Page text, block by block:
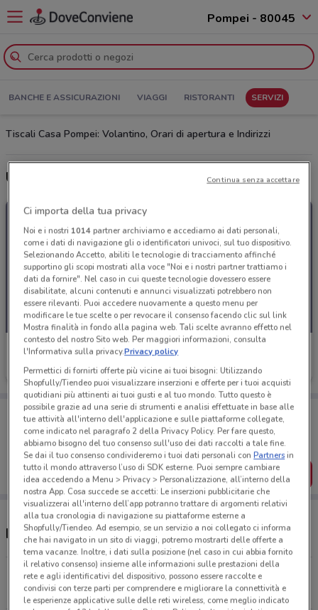
Pompei - 80045
BANCHE E ASSICURAZIONI VIAGGI RISTORANTI SERVIZI
Tiscali Casa Pompei: Volantino, Orari di apertura e Indirizzi
Ultime offerte del volantino Tiscali Casa
Tiscali Casa
Scade il 31/08
Porta DoveConviene sempre con te!
Puoi trovare le migliori offerte dei negozi vicino a te,
salvarle e creare la tua lista del risparmio, comodamente
dal tuo cellulare.
SCARICA L’APP
Negozi Tiscali Casa a Pompei
Via Lepanto 18 Pompei
87 m
Ci importa della tua privacy
Noi e i nostri 1014partner archiviamo e accediamo ai dati personali,
come i dati di navigazione gli o identificatori univoci, sul tuo dispositivo.
Selezionando Accetto, abiliti le tecnologie di tracciamento affinché
supportino gli scopi mostrati alla voce "Noi e i nostri partner trattiamo i
dati da fornire". Nel caso in cui queste tecnologie dovessero essere
disabilitate, alcuni contenuti e annunci visualizzati potrebbero non
essere rilevanti. Puoi accedere nuovamente a questo menu per
modificare le tue scelte o per revocare il consenso facendo clic sul link
Mostra finalità in fondo alla pagina web. Tali scelte avranno effetto nel
contesto del nostro Sito web. Per maggiori informazioni, consulta
l'Informativa sulla privacy.Privacy policy
Permettici di fornirti offerte più vicine ai tuoi bisogni: Utilizzando
Shopfully/Tiendeo puoi visualizzare inserzioni e offerte per i tuoi acquisti
quotidiani più attinenti ai tuoi gusti e al tuo mondo. Tutto questo è
possibile grazie ad una serie di strumenti e analisi effettuate in base alle
tue attività all'interno dell'applicazione e sulle piattaforme collegate,
come indicato nel paragrafo 2 della Privacy Policy. Per fare questo,
abbiamo bisogno del tuo consenso sull'uso dei dati raccolti a tale fine.
Se dai il tuo consenso condivideremo i tuoi dati personali conPartnersin
tutto il mondo attraverso l’uso di SDK esterne. Puoi sempre cambiare
idea accedendo a Menu > Privacy > Personalizzazione, all’interno della
nostra App. Cosa succede se accetti: Le inserzioni pubblicitarie che
visualizzerai all'interno dell’app potranno trattare di argomenti relativi
alla tua cronologia di navigazione su piattaforme esterne a
Shopfully/Tiendeo. Ad esempio, se un servizio a noi collegato ci informa
che hai navigato in un sito di viaggi, potremo mostrarti delle offerte a
tema vacanze. Inoltre, i dati sulla posizione (nel caso in cui abbia fornito
il relativo consenso) insieme alle informazioni sulle prestazioni della
rete e agli identificativi del dispositivo, possono essere raccolte e
condivisi con terze parti per comprendere e migliorare la connettività e
le esperienze applicative sulle delle reti wireless, come meglio indicato
Continua senza accettare